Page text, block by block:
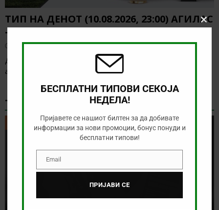
ТИП НА ДЕНОТ (10.08.2026, 23:00) АГИЛАС
– КЛУБ ЛАНЕРОС
август 10, 2026
Денес нема голема понуда за обложување, а ние ќе го
анализиране дуелот од колумбиското првенство
ТИКЕТ НА ДЕНОТ
ТИКЕТ НА ДЕНОТ
БЕСПЛАТНИ ТИПОВИ СЕКОЈА
НЕДЕЛА!
Пријавете се нашиот билтен за да добивате
информации за нови промоции, бонус понуди и
бесплатни типови!
EmailEmail
ПРИЈАВИ СЕ